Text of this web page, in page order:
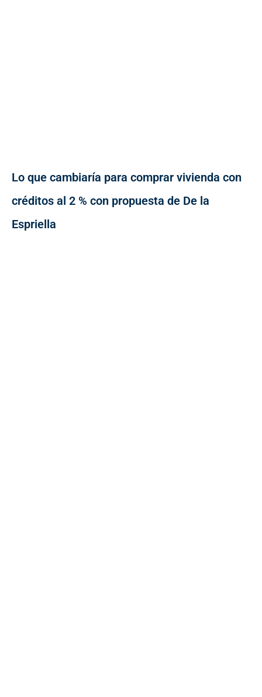
Lo que cambiaría para comprar vivienda con
créditos al 2 % con propuesta de De la
Espriella